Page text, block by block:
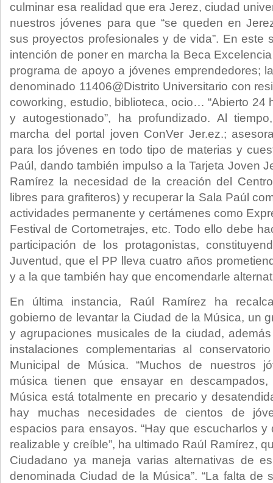
culminar esa realidad que era Jerez, ciudad
nuestros jóvenes para que “se queden en
sus proyectos profesionales y de vida”. En este
intención de poner en marcha la Beca
programa de apoyo a jóvenes emprendedores;
denominado 11406@Distrito Universitario con
coworking, estudio, biblioteca, ocio… “Abierto 24
y autogestionado”, ha profundizado. Al
marcha del portal joven ConVer Jer.ez.;
para los jóvenes en todo tipo de materias y
Paúl, dando también impulso a la Tarjeta Joven
Ramírez la necesidad de la creación del
libres para grafiteros) y recuperar la Sala Paúl
actividades permanente y certámenes como
Festival de Cortometrajes, etc. Todo ello debe
participación de los protagonistas,
Juventud, que el PP lleva cuatro años
y a la que también hay que encomendarle
En última instancia, Raúl Ramírez ha
gobierno de levantar la Ciudad de la Música, un
y agrupaciones musicales de la ciudad,
instalaciones complementarias al
Municipal de Música. “Muchos de nuestros
música tienen que ensayar en
Música está totalmente en precario y
hay muchas necesidades de cientos de
espacios para ensayos. “Hay que escucharlos y
realizable y creíble”, ha ultimado Raúl Ramírez,
Ciudadano ya maneja varias alternativas de
denominada Ciudad de la Música”. “La falta de